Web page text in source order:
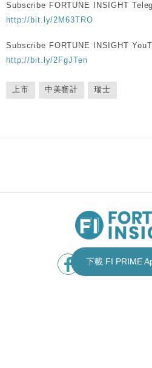
Subscribe FORTUNE INSIGHT
http://bit.ly/2M63TRO
Subscribe FORTUNE INSIGHT
http://bit.ly/2FgJTen
上市 中美審計 瑞士
下載 FI PRIME